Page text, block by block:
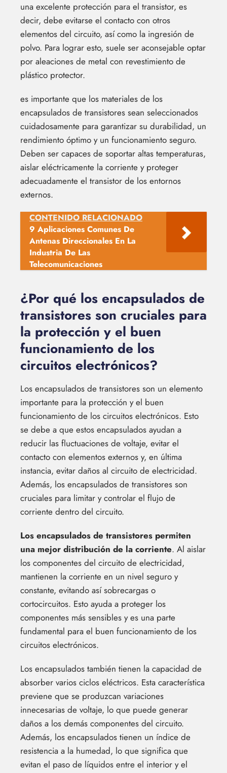
una excelente protección para el transistor, es
decir, debe evitarse el contacto con otros
elementos del circuito, así como la ingresión de
polvo. Para lograr esto, suele ser aconsejable optar
por aleaciones de metal con revestimiento de
plástico protector.
es importante que los materiales de los
encapsulados de transistores sean seleccionados
cuidadosamente para garantizar su durabilidad, un
rendimiento óptimo y un funcionamiento seguro.
Deben ser capaces de soportar altas temperaturas,
aislar eléctricamente la corriente y proteger
adecuadamente el transistor de los entornos
externos.
CONTENIDO RELACIONADO
9 Aplicaciones Comunes De
Antenas Direccionales En La
Industria De Las
Telecomunicaciones
¿Por qué los encapsulados de
transistores son cruciales para
la protección y el buen
funcionamiento de los
circuitos electrónicos?
Los encapsulados de transistores son un elemento
importante para la protección y el buen
funcionamiento de los circuitos electrónicos. Esto
se debe a que estos encapsulados ayudan a
reducir las fluctuaciones de voltaje, evitar el
contacto con elementos externos y, en última
instancia, evitar daños al circuito de electricidad.
Además, los encapsulados de transistores son
cruciales para limitar y controlar el flujo de
corriente dentro del circuito.
Los encapsulados de transistores permiten
una mejor distribución de la corriente. Al aislar
los componentes del circuito de electricidad,
mantienen la corriente en un nivel seguro y
constante, evitando así sobrecargas o
cortocircuitos. Esto ayuda a proteger los
componentes más sensibles y es una parte
fundamental para el buen funcionamiento de los
circuitos electrónicos.
Los encapsulados también tienen la capacidad de
absorber varios ciclos eléctricos. Esta característica
previene que se produzcan variaciones
innecesarias de voltaje, lo que puede generar
daños a los demás componentes del circuito.
Además, los encapsulados tienen un índice de
resistencia a la humedad, lo que significa que
evitan el paso de líquidos entre el interior y el